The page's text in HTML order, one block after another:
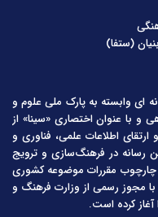
(ستفا)
ای وابسته به پارک ملی علوم و
و با عنوان اختصاری «سینا» از
و ارتقای اطلاعات علمی، فناوری و
رسانه در فرهنگ‌سازی و ترویج
چارچوب مقررات موضوعه کشوری
مجوز رسمی از وزارت فرهنگ و